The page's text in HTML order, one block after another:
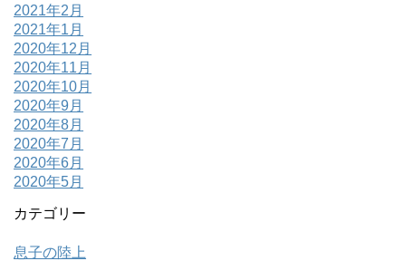
2021年2月
2021年1月
2020年12月
2020年11月
2020年10月
2020年9月
2020年8月
2020年7月
2020年6月
2020年5月
カテゴリー
息子の陸上